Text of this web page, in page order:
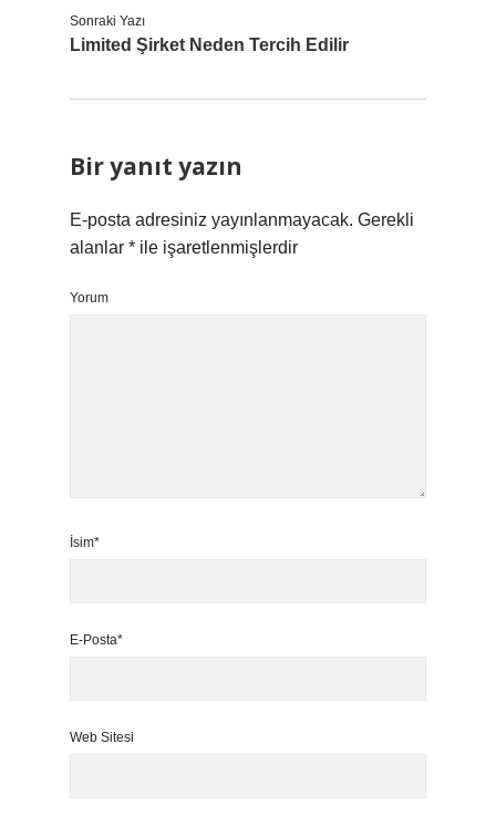
Sonraki Yazı
Limited Şirket Neden Tercih Edilir
Bir yanıt yazın
E-posta adresiniz yayınlanmayacak. Gerekli
alanlar * ile işaretlenmişlerdir
Yorum
İsim*
E-Posta*
Web Sitesi